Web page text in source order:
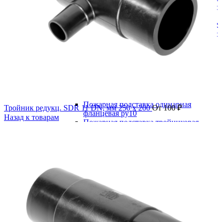
Краны шаровые редуцированные
Фланцевые
Краны шаровые полнопроходные
Краны шаровые редуцированные
Пожарная арматура
Пожарная подставка одинарная
фланцевая ру10
Пожарная подставка тройниковая
10
Демонтажная /монтажная вставка PN
16
Доуплотнитель раструба (РУРС)
Муфты соединительные ДРК
Тройник редукц. SDR 11 DN, мм 250 x 200От100₽
Назад к товарам